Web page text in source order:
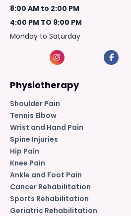
8:00 AM to 2:00 PM
4:00 PM TO 9:00 PM
Monday to Saturday
Physiotherapy
Shoulder Pain
Tennis Elbow
Wrist and Hand Pain
Spine Injuries
Hip Pain
Knee Pain
Ankle and Foot Pain
Cancer Rehabilitation
Sports Rehabilitation
Geriatric Rehabilitation